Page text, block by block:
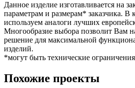
Данное изделие изготавливается на
параметрам и размерам* заказчика. В
используем аналоги лучших
Многообразие выбора позволит Вам
решение для максимальной
изделий.
*могут быть технические ограничения
Похожие проекты